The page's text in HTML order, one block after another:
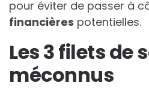
pour éviter de passer à
financières potentielles.
Les 3 filets de
méconnus